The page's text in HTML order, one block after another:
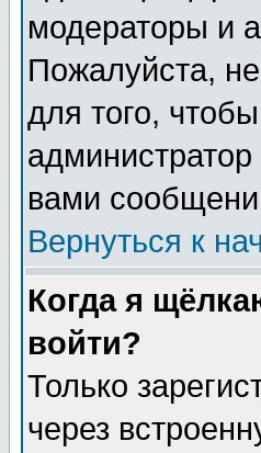
модераторы и
Пожалуйста,
для того,
вами
Вернуться к
Когда я
войти?
Только
через